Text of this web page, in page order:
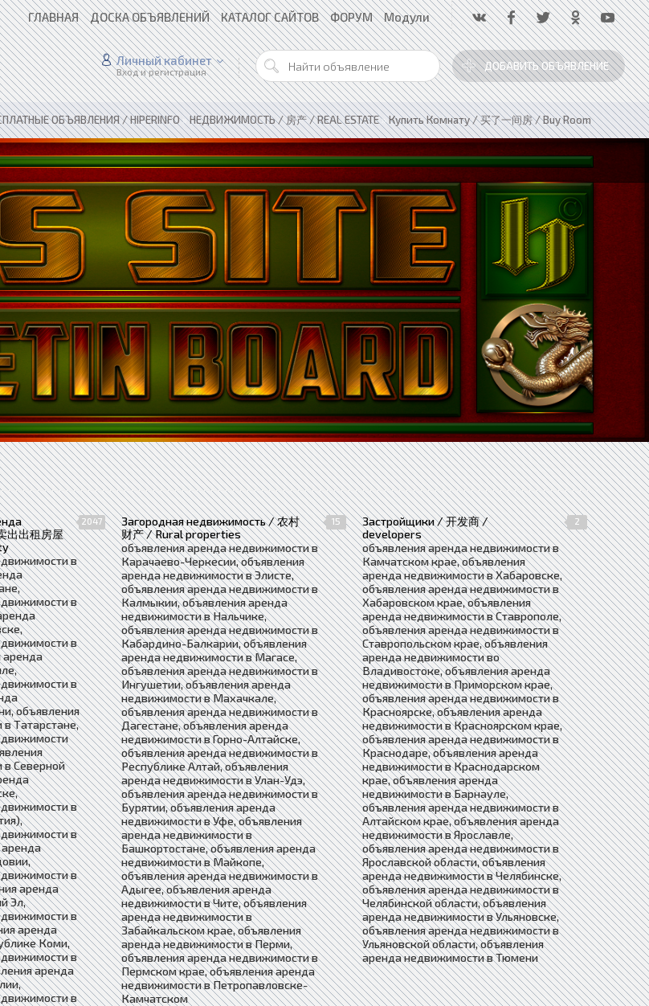
ГЛАВНАЯ ДОСКА ОБЪЯВЛЕНИЙ КАТАЛОГ САЙТОВ ФОРУМ Модули
ДОБАВИТЬ ОБЪЯВЛЕНИЕ
Личный кабинет
Вход и регистрация
ОБЪЯВЛЕНИЯ / HIPERINFO»НЕДВИЖИМОСТЬ / 房产 / REAL ESTATE»Купить Комнату / 买了一间房 / Buy Room
出出租房屋
2047
в
в
в
аренда
в
объявления
Татарстане,
в Северной
в
в
аренда
в
аренда
Эл,
в
аренда
Коми,
в
аренда
в
Загородная недвижимость / 农村
财产 / Rural properties
15
объявления аренда недвижимости в
Карачаево-Черкесии, объявления
аренда недвижимости в Элисте,
объявления аренда недвижимости в
Калмыкии, объявления аренда
недвижимости в Нальчике,
объявления аренда недвижимости в
Кабардино-Балкарии, объявления
аренда недвижимости в Магасе,
объявления аренда недвижимости в
Ингушетии, объявления аренда
недвижимости в Махачкале,
объявления аренда недвижимости в
Дагестане, объявления аренда
недвижимости в Горно-Алтайске,
объявления аренда недвижимости в
Республике Алтай, объявления
аренда недвижимости в Улан-Удэ,
объявления аренда недвижимости в
Бурятии, объявления аренда
недвижимости в Уфе, объявления
аренда недвижимости в
Башкортостане, объявления аренда
недвижимости в Майкопе,
объявления аренда недвижимости в
Адыгее, объявления аренда
недвижимости в Чите, объявления
аренда недвижимости в
Забайкальском крае, объявления
аренда недвижимости в Перми,
объявления аренда недвижимости в
Пермском крае, объявления аренда
недвижимости в Петропавловске-
Камчатском
Застройщики / 开发商 /
developers
2
объявления аренда недвижимости в
Камчатском крае, объявления
аренда недвижимости в Хабаровске,
объявления аренда недвижимости в
Хабаровском крае, объявления
аренда недвижимости в Ставрополе,
объявления аренда недвижимости в
Ставропольском крае, объявления
аренда недвижимости во
Владивостоке, объявления аренда
недвижимости в Приморском крае,
объявления аренда недвижимости в
Красноярске, объявления аренда
недвижимости в Красноярском крае,
объявления аренда недвижимости в
Краснодаре, объявления аренда
недвижимости в Краснодарском
крае, объявления аренда
недвижимости в Барнауле,
объявления аренда недвижимости в
Алтайском крае, объявления аренда
недвижимости в Ярославле,
объявления аренда недвижимости в
Ярославской области, объявления
аренда недвижимости в Челябинске,
объявления аренда недвижимости в
Челябинской области, объявления
аренда недвижимости в Ульяновске,
объявления аренда недвижимости в
Ульяновской области, объявления
аренда недвижимости в Тюмени